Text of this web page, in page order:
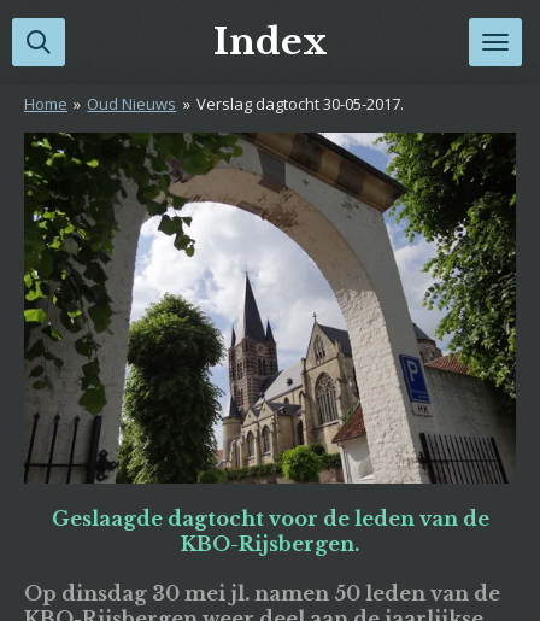
Ga
direct
de
hoofdinhoud
Index
Home » Oud Nieuws » Verslag dagtocht 30-05-2017.
Geslaagde dagtocht voor de leden van de
KBO-Rijsbergen.
Op dinsdag 30 mei jl. namen 50 leden van de